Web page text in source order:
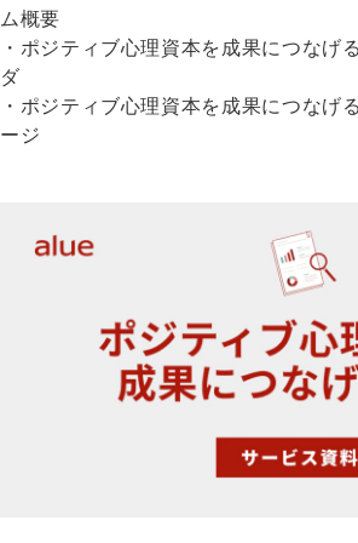
ム概要
・ポジティブ心理資本を成果につな
ダ
・ポジティブ心理資本を成果につな
ージ